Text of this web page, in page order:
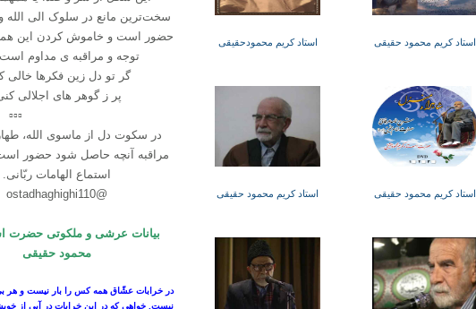
استاد کریم محمود حقیقی استاد کریم محمودحقیقی
استاد کریم محمود حقیقی استاد کریم محمود حقیقی
سخت‌ترین مانع در سلوک الی الله
حضور است و خاموش کردن این
توجه و مراقبه ی مداوم
گر تو دل زین فکرها خالی
پر ز گوهر های اجلالی
▫️▫️▫️
در سكوت دل از ماسوی الله،
مراقبه آنچه حاصل شود حضور است
استماع الهامات ربّانی.
@ostadhaghighi110
بیانات عرشی و ملکوتی حضرت
محمود حقیقی
در خرابات عشّاق همه كس را بار نيست و هر
نيست. خواهي كه در اين خرابات در آيي از